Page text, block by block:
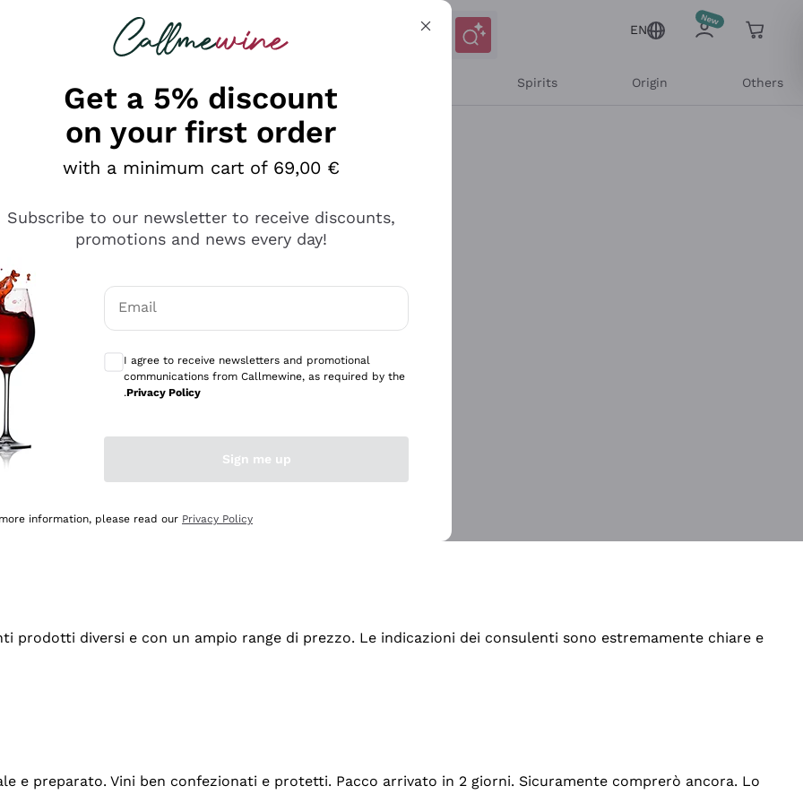
looking for
EN
Spirits Origin Others
professionalità
diversi e con un ampio range di prezzo. Le indicazioni dei consulenti sono estremamente chiare e
e preparato. Vini ben confezionati e protetti. Pacco arrivato in 2 giorni. Sicuramente comprerò ancora. Lo
Get a 5% discount
on your first order
with a minimum cart of 69,00 €
Subscribe to our newsletter to receive discounts,
promotions and news every day!
Email
I agree to receive newsletters and promotional
communications from Callmewine, as required by the
.Privacy Policy
Sign me up
information, please read our Privacy Policy